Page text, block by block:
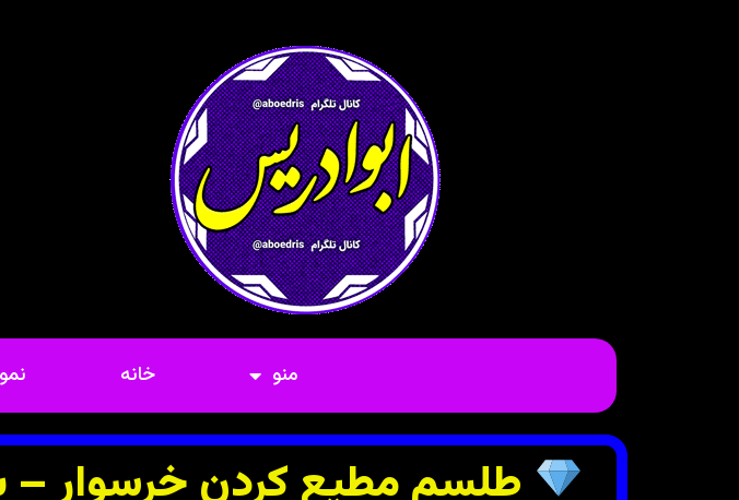
منو خانه
طلسم مطیع کردن خرسوار